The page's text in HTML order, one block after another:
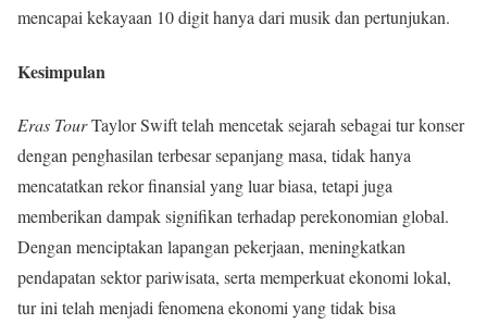
mencapai kekayaan 10 digit hanya dari musik dan pertunjukan.
Kesimpulan
Eras TourTaylor Swift telah mencetak sejarah sebagai tur konser
dengan penghasilan terbesar sepanjang masa, tidak hanya
mencatatkan rekor finansial yang luar biasa, tetapi juga
memberikan dampak signifikan terhadap perekonomian global.
Dengan menciptakan lapangan pekerjaan, meningkatkan
pendapatan sektor pariwisata, serta memperkuat ekonomi lokal,
tur ini telah menjadi fenomena ekonomi yang tidak bisa